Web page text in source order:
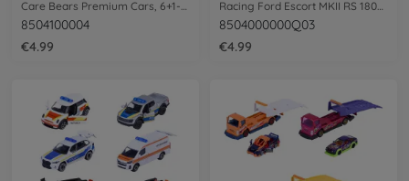
8504100004
€4.99
8504000000Q03
€4.99